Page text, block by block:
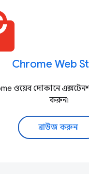
Chrome Web
ওয়েব দোকানে
করুন৷
ব্রাউজ করুন